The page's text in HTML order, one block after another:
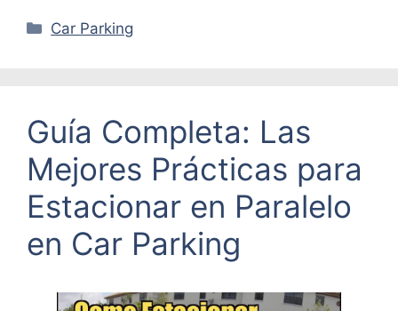
Categorías
Car Parking
Guía Completa: Las
Mejores Prácticas para
Estacionar en Paralelo
en Car Parking